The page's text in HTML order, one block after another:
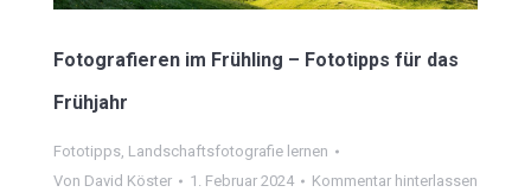
Fotografieren im Frühling – Fototipps für das
Frühjahr
Fototipps, Landschaftsfotografie lernen
Von David Köster 1. Februar 2024 Kommentar hinterlassen